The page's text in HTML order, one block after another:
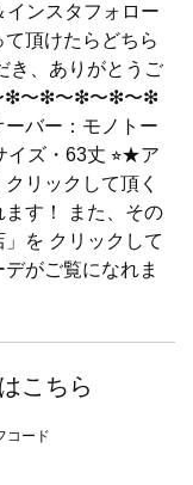
ンスタフォロー
頂けたらどちら
き、ありがとうご
❇︎〜❇︎〜❇︎〜❇︎〜❇︎
ーバー：モノトー
イズ・63丈 ⭐︎★ア
リックして頂く
す！ また、その
を クリックして
がご覧になれま
こちら